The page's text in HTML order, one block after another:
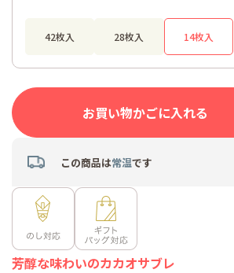
42枚入 28枚入 14枚入
お買い物かごに入れる
この商品は常温です
芳醇な味わいのカカオサブレ